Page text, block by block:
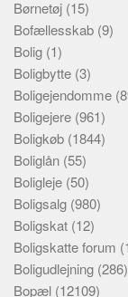
Børnetøj (15)
Bofællesskab (9)
Bolig (1)
Boligbytte (3)
Boligejendomme
Boligejere (961)
Boligkøb (1844)
Boliglån (55)
Boligleje (50)
Boligsalg (980)
Boligskat (12)
Boligskatte forum
Boligudlejning (286)
Bopæl (12109)